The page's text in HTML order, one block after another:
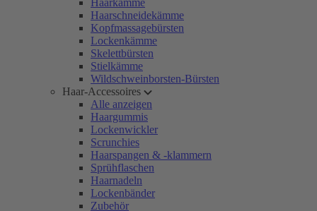
Haarkämme
Haarschneidekämme
Kopfmassagebürsten
Lockenkämme
Skelettbürsten
Stielkämme
Wildschweinborsten-Bürsten
Haar-Accessoires
Alle anzeigen
Haargummis
Lockenwickler
Scrunchies
Haarspangen & -klammern
Sprühflaschen
Haarnadeln
Lockenbänder
Zubehör